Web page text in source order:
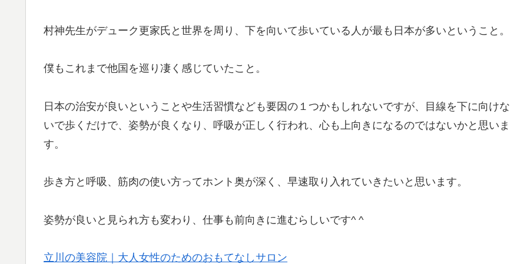
村神先生がデューク更家氏と世界を周り、下を向いて歩いている人が最も日本が多いということ。
僕もこれまで他国を巡り凄く感じていたこと。
日本の治安が良いということや生活習慣なども要因の１つかもしれないですが、目線を下に向けな
いで歩くだけで、姿勢が良くなり、呼吸が正しく行われ、心も上向きになるのではないかと思いま
す。
歩き方と呼吸、筋肉の使い方ってホント奥が深く、早速取り入れていきたいと思います。
姿勢が良いと見られ方も変わり、仕事も前向きに進むらしいです^ ^
立川の美容院｜大人女性のためのおもてなしサロン